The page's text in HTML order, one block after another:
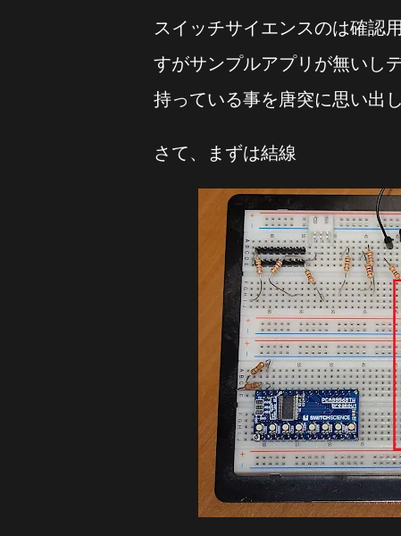
スイッチサイエンスのは確認
すがサンプルアプリが無いし
持っている事を唐突に思い出
さて、まずは結線